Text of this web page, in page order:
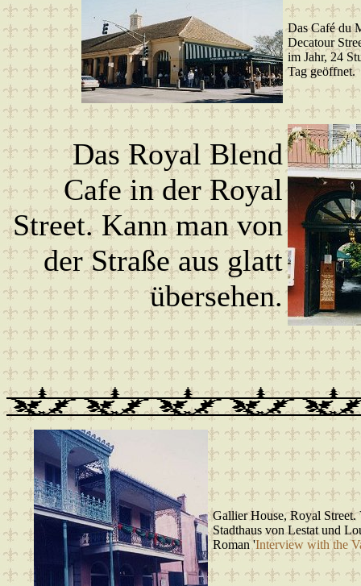
Das Café du
Decatour
im Jahr, 24
Tag geöffnet.
Das Royal Blend
Cafe in der Royal
Street. Kann man von
der Straße aus glatt
übersehen.
Gallier House, Royal Street.
Stadthaus von Lestat und
Roman 'Interview with the